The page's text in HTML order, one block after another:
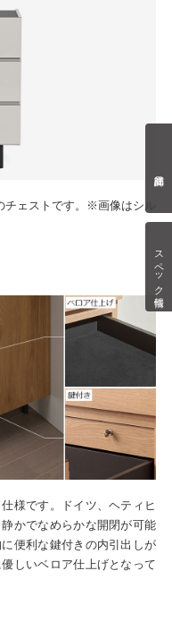
スペック情報
ェストです。※画像はシル
様です。ドイツ、ヘティヒ
かでなめらかな開閉が可能
便利な鍵付きの内引出しが
しいベロア仕上げとなって